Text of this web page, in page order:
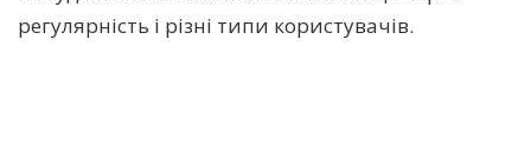
регулярність і різні типи користувачів.